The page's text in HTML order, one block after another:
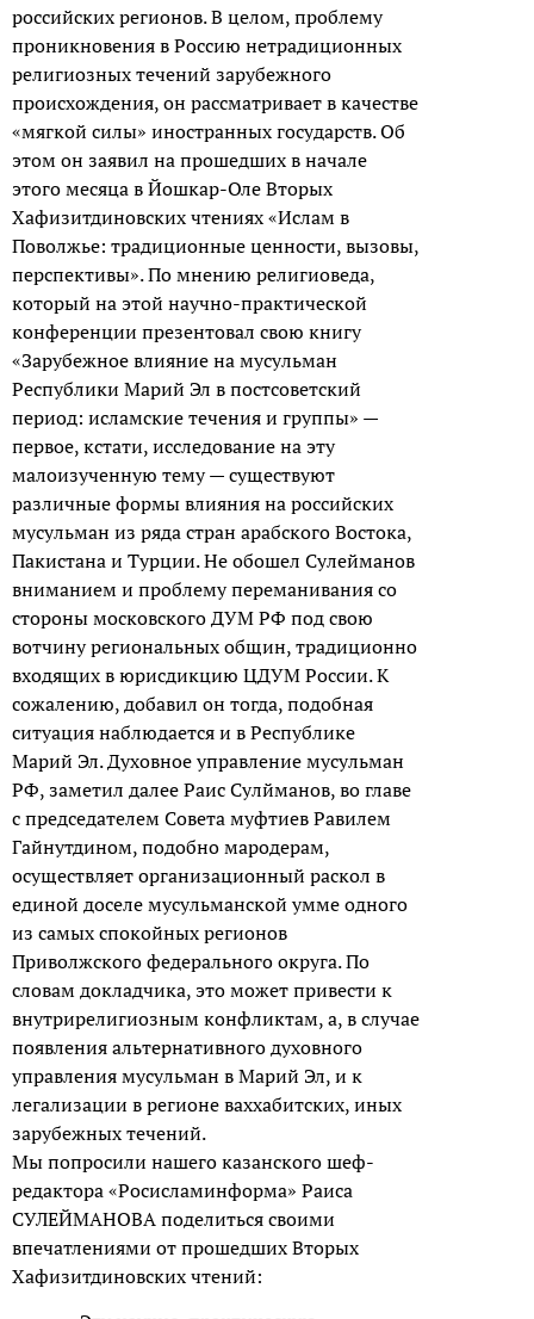
российских регионов. В целом, проблему
проникновения в Россию нетрадиционных
религиозных течений зарубежного
происхождения, он рассматривает в качестве
«мягкой силы» иностранных государств. Об
этом он заявил на прошедших в начале
этого месяца в Йошкар-Оле Вторых
Хафизитдиновских чтениях «Ислам в
Поволжье: традиционные ценности, вызовы,
перспективы». По мнению религиоведа,
который на этой научно-практической
конференции презентовал свою книгу
«Зарубежное влияние на мусульман
Республики Марий Эл в постсоветский
период: исламские течения и группы» —
первое, кстати, исследование на эту
малоизученную тему — существуют
различные формы влияния на российских
мусульман из ряда стран арабского Востока,
Пакистана и Турции. Не обошел Сулейманов
вниманием и проблему переманивания со
стороны московского ДУМ РФ под свою
вотчину региональных общин, традиционно
входящих в юрисдикцию ЦДУМ России. К
сожалению, добавил он тогда, подобная
ситуация наблюдается и в Республике
Марий Эл. Духовное управление мусульман
РФ, заметил далее Раис Сулйманов, во главе
с председателем Совета муфтиев Равилем
Гайнутдином, подобно мародерам,
осуществляет организационный раскол в
единой доселе мусульманской умме одного
из самых спокойных регионов
Приволжского федерального округа. По
словам докладчика, это может привести к
внутрирелигиозным конфликтам, а, в случае
появления альтернативного духовного
управления мусульман в Марий Эл, и к
легализации в регионе ваххабитских, иных
зарубежных течений.
Мы попросили нашего казанского шеф-
редактора «Росисламинформа» Раиса
СУЛЕЙМАНОВА поделиться своими
впечатлениями от прошедших Вторых
Хафизитдиновских чтений: